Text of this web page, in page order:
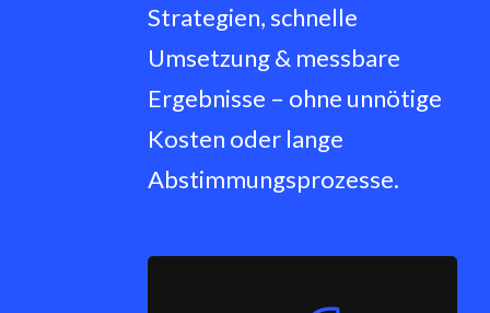
Strategien, schnelle
Umsetzung & messbare
Ergebnisse – ohne unnötige
Kosten oder lange
Abstimmungsprozesse.